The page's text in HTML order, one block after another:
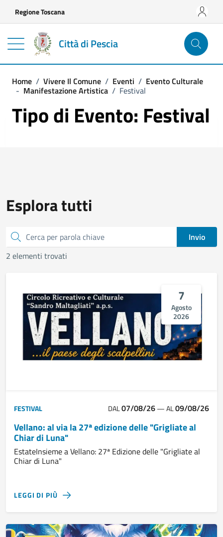
Regione Toscana
Città di Pescia
Home / Vivere Il Comune / Eventi / Evento Culturale
- Manifestazione Artistica / Festival
Tipo di Evento: Festival
Esplora tutti
Cerca
Invio
2 elementi trovati
7
Agosto
2026
FESTIVAL DAL07/08/26—AL09/08/26
Vellano: al via la 27ª edizione delle "Grigliate al
Chiar di Luna"
EstateInsieme a Vellano: 27ª Edizione delle "Grigliate al
Chiar di Luna"
LEGGI DI PIÙ